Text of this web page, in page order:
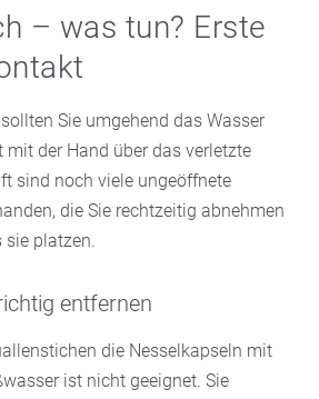
– was tun? Erste
Sie umgehend das Wasser
der Hand über das verletzte
sind noch viele ungeöffnete
die Sie rechtzeitig abnehmen
sie platzen.
entfernen
die Nesselkapseln mit
ist nicht geeignet. Sie